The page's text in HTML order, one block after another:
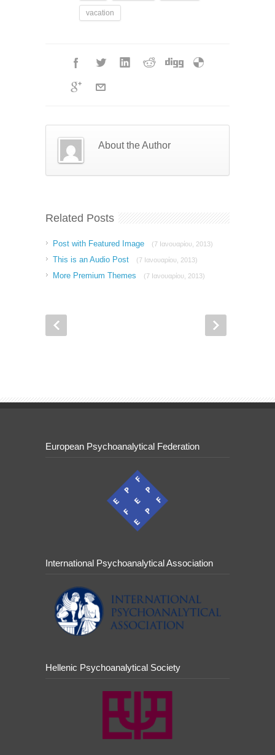
vacation
About the Author
Related Posts
Post with Featured Image (7 Ιανουαρίου, 2013)
This is an Audio Post (7 Ιανουαρίου, 2013)
More Premium Themes (7 Ιανουαρίου, 2013)
European Psychoanalytical Federation
International Psychoanalytical Association
Hellenic Psychoanalytical Society